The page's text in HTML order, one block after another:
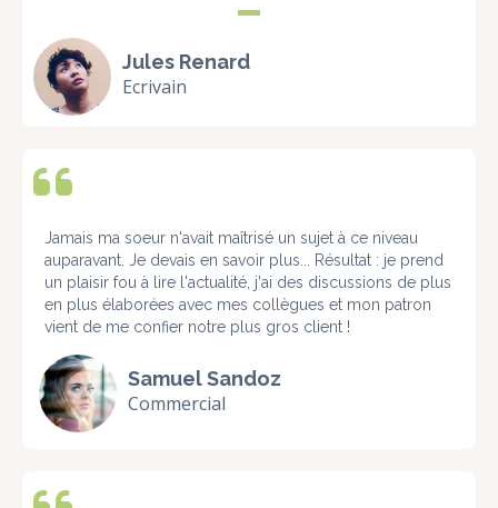
Jules Renard
Ecrivain
Jamais ma soeur n'avait maîtrisé un sujet à ce niveau
auparavant. Je devais en savoir plus... Résultat : je prend
un plaisir fou à lire l'actualité, j'ai des discussions de plus
en plus élaborées avec mes collègues et mon patron
vient de me confier notre plus gros client !
Samuel Sandoz
Commercial